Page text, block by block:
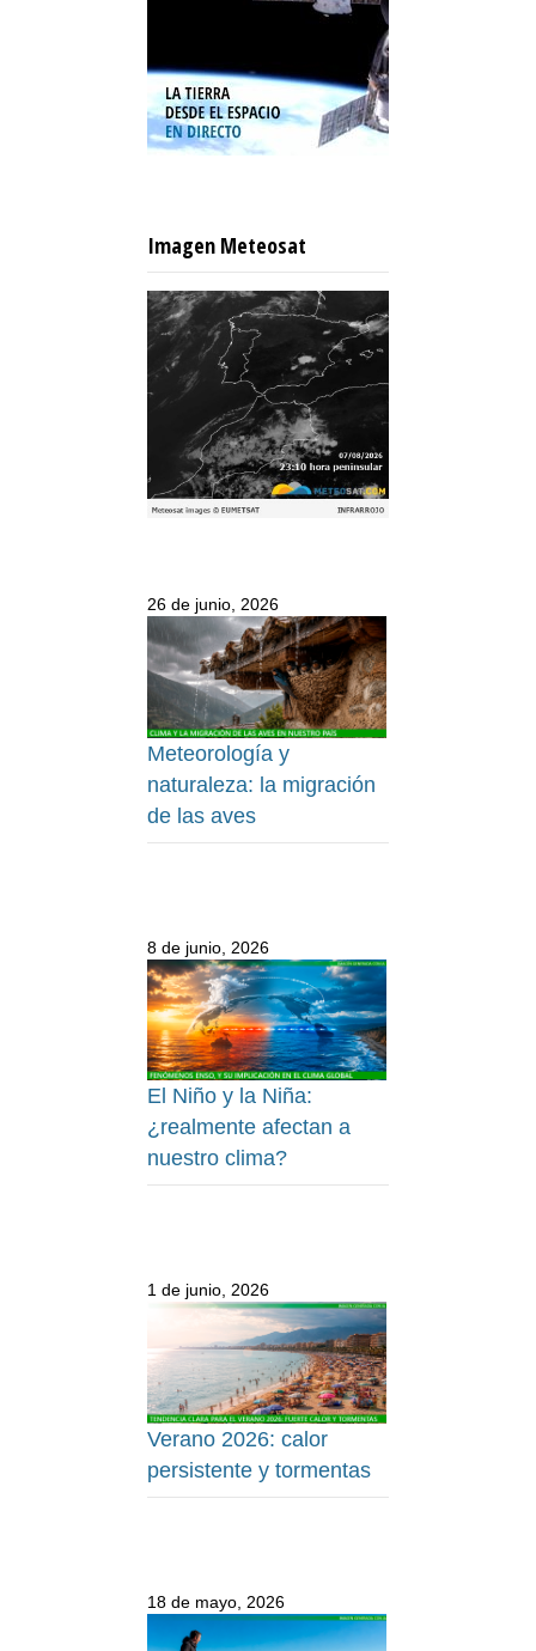
Imagen Meteosat
26 de junio, 2026
Meteorología y
naturaleza: la migración
de las aves
8 de junio, 2026
El Niño y la Niña:
¿realmente afectan a
nuestro clima?
1 de junio, 2026
Verano 2026: calor
persistente y tormentas
18 de mayo, 2026